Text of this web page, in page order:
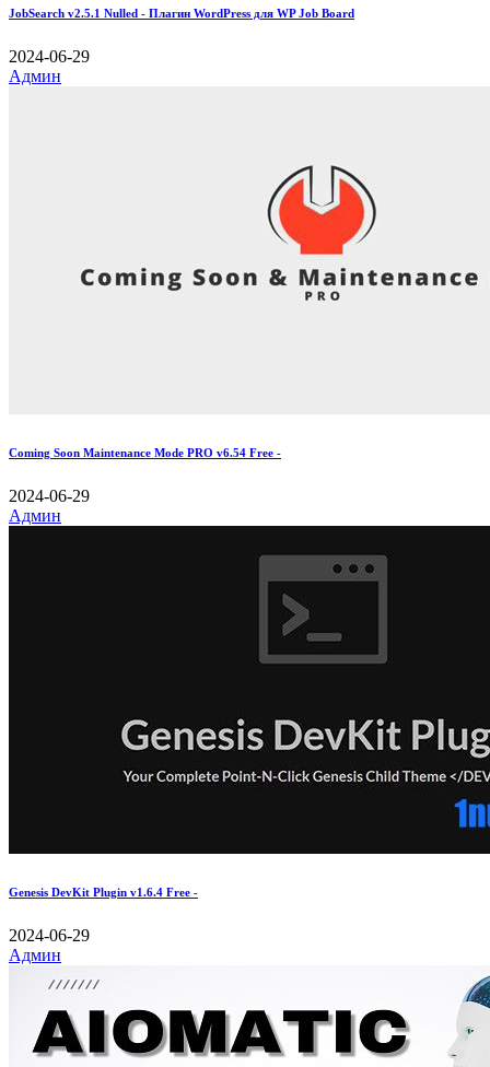
JobSearch v2.5.1 Nulled - Плагин WordPress для WP Job Board
2024-06-29
Админ
Coming Soon Maintenance Mode PRO v6.54 Free -
2024-06-29
Админ
Genesis DevKit Plugin v1.6.4 Free -
2024-06-29
Админ